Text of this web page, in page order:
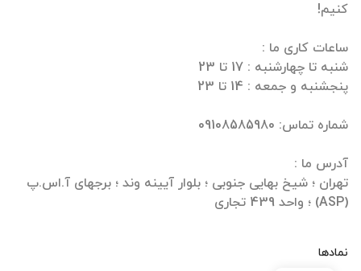
تهران ؛ شیخ بهایی جنوبی ؛ بلوار آیینه وند ؛ برجهای آ.اس.پ
(ASP) ؛ واحد 439 تجاری
نمادها